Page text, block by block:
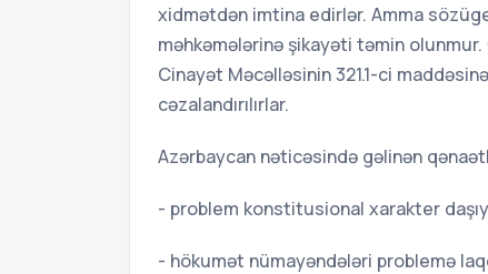
xidmətdən imtina edirlər. Amma
məhkəmələrinə şikayəti təmin olunmur.
Cinayət Məcəlləsinin 321.1-ci
cəzalandırılırlar.
Azərbaycan nəticəsində gəlinən
- problem konstitusional xarakter
- hökumət nümayəndələri problemə